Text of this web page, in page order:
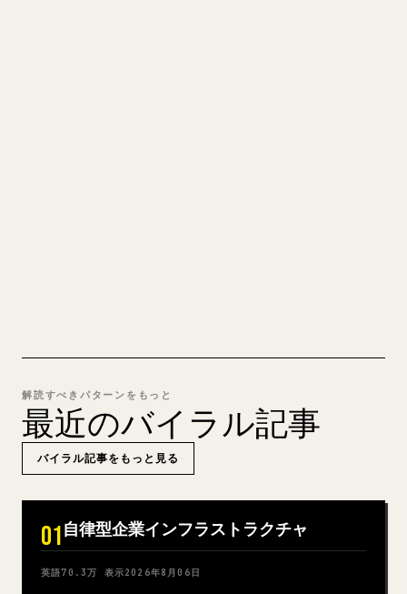
解読すべきパターンをもっと
最近のバイラル記事
バイラル記事をもっと見る
01自律型企業インフラストラクチャ
英語70.3万 表示2026年8月06日